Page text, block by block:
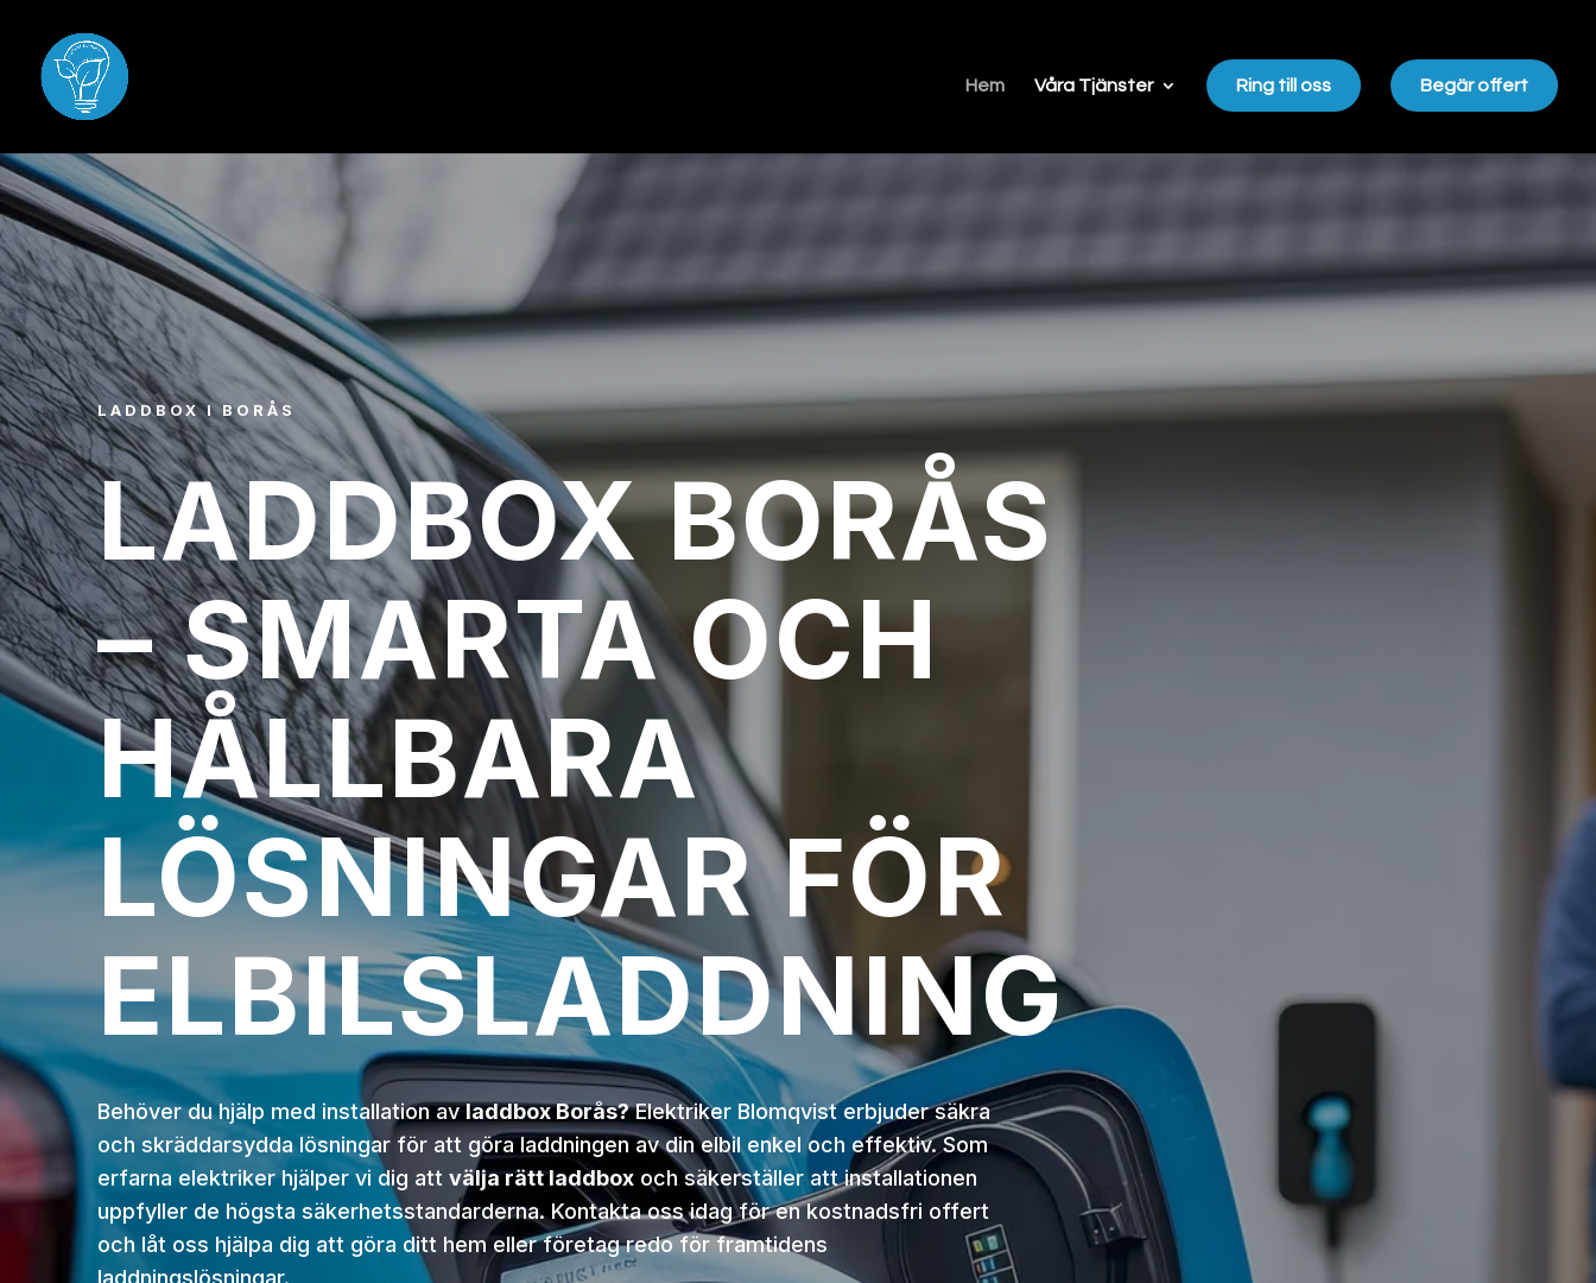
Hem Våra Tjänster Ring till oss Begär offert
LADDBOX I BORÅS
LADDBOX BORÅS
– SMARTA OCH
HÅLLBARA
LÖSNINGAR FÖR
ELBILSLADDNING
Behöver du hjälp med installation avladdbox Borås?Elektriker Blomqvist erbjuder säkra
och skräddarsydda lösningar för att göra laddningen av din elbil enkel och effektiv. Som
erfarna elektriker hjälper vi dig att välja rätt laddbox och säkerställer att installationen
uppfyller de högsta säkerhetsstandarderna. Kontakta oss idag för en kostnadsfri offert
och låt oss hjälpa dig att göra ditt hem eller företag redo för framtidens
laddningslösningar.